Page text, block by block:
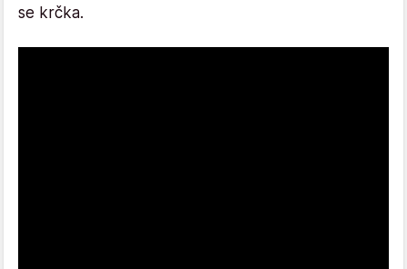
se krčka.